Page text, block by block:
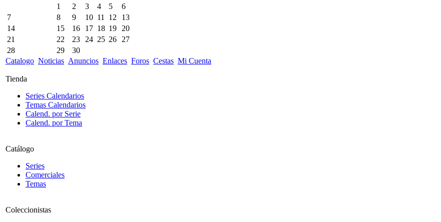
1
2 3 4 5
6
7
8 9 10 11 12
13
14
15 16 17 18 19
20
21
22 23 24 25 26
27
28
29
30
Catalogo Noticias Anuncios Enlaces Foros Cestas Mi Cuenta
Tienda
Series Calendarios
Temas Calendarios
Calend. por Serie
Calend. por Tema
Catálogo
Series
Comerciales
Temas
Coleccionistas